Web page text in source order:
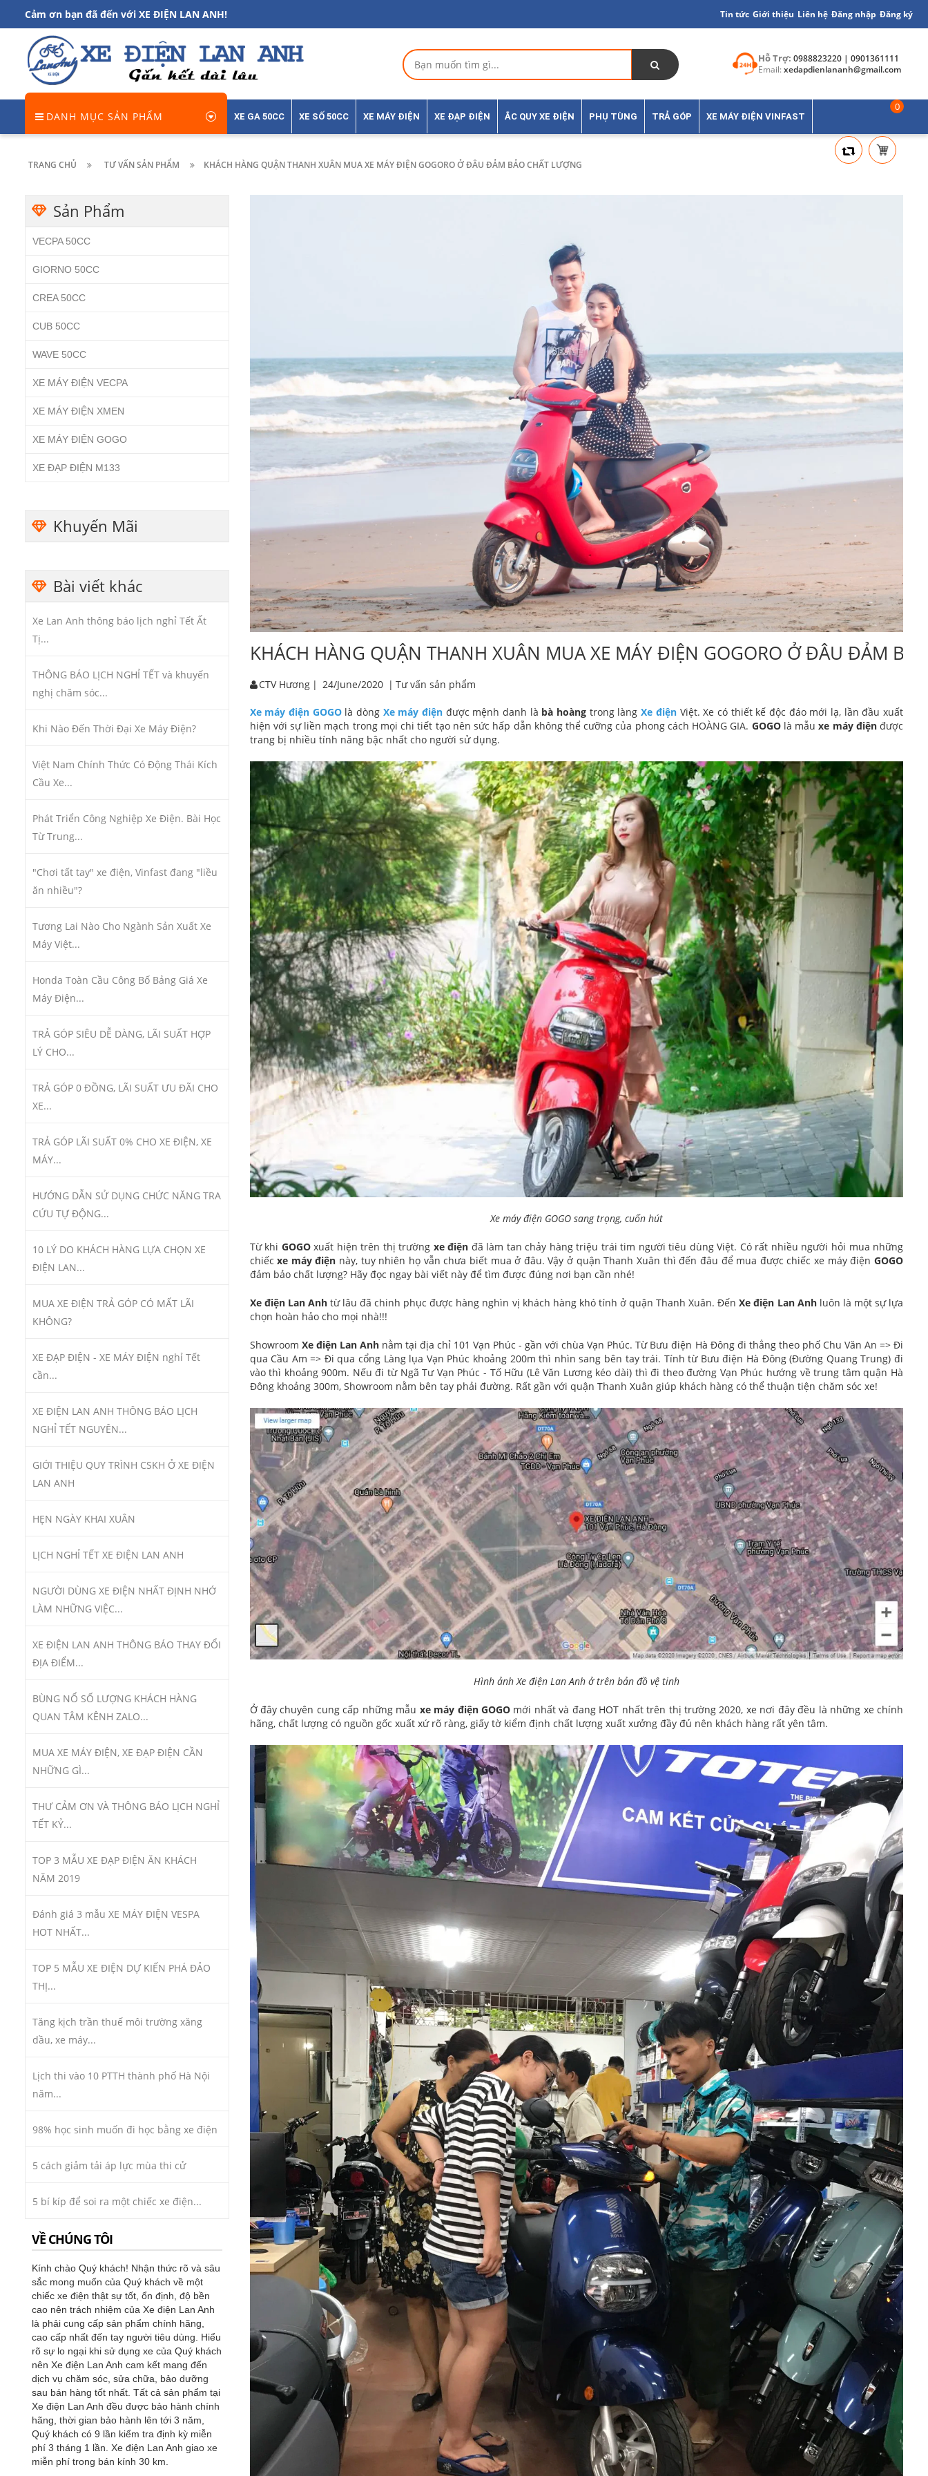
Cảm ơn bạn đã đến với XE ĐIỆN LAN ANH! Tin tức Giới thiệu Liên hệ Đăng nhập Đăng ký
Hỗ Trợ:0988823220 | 0901361111
Email: xedapdienlananh@gmail.com
DANH MỤC SẢN PHẨM XE GA 50CC XE SỐ 50CC XE MÁY ĐIỆN XE ĐẠP ĐIỆN ẮC QUY XE ĐIỆN PHỤ TÙNG TRẢ GÓP XE MÁY ĐIỆN VINFAST
0
TRANG CHỦ TƯ VẤN SẢN PHẨM KHÁCH HÀNG QUẬN THANH XUÂN MUA XE MÁY ĐIỆN GOGORO Ở ĐÂU ĐẢM BẢO CHẤT LƯỢNG
Sản Phẩm
VECPA 50CC
GIORNO 50CC
CREA 50CC
CUB 50CC
WAVE 50CC
XE MÁY ĐIỆN VECPA
XE MÁY ĐIỆN XMEN
XE MÁY ĐIỆN GOGO
XE ĐẠP ĐIỆN M133
Khuyến Mãi
Bài viết khác
Xe Lan Anh thông báo lịch nghỉ Tết Ất
Tị...
THÔNG BÁO LỊCH NGHỈ TẾT và khuyến
nghị chăm sóc...
Khi Nào Đến Thời Đại Xe Máy Điện?
Việt Nam Chính Thức Có Động Thái Kích
Cầu Xe...
Phát Triển Công Nghiệp Xe Điện. Bài Học
Từ Trung...
"Chơi tất tay" xe điện, Vinfast đang "liều
ăn nhiều"?
Tương Lai Nào Cho Ngành Sản Xuất Xe
Máy Việt...
Honda Toàn Cầu Công Bố Bảng Giá Xe
Máy Điện...
TRẢ GÓP SIÊU DỄ DÀNG, LÃI SUẤT HỢP
LÝ CHO...
TRẢ GÓP 0 ĐỒNG, LÃI SUẤT ƯU ĐÃI CHO
XE...
TRẢ GÓP LÃI SUẤT 0% CHO XE ĐIỆN, XE
MÁY...
HƯỚNG DẪN SỬ DỤNG CHỨC NĂNG TRA
CỨU TỰ ĐỘNG...
10 LÝ DO KHÁCH HÀNG LỰA CHỌN XE
ĐIỆN LAN...
MUA XE ĐIỆN TRẢ GÓP CÓ MẤT LÃI
KHÔNG?
XE ĐẠP ĐIỆN - XE MÁY ĐIỆN nghỉ Tết
cần...
XE ĐIỆN LAN ANH THÔNG BÁO LỊCH
NGHỈ TẾT NGUYÊN...
GIỚI THIỆU QUY TRÌNH CSKH Ở XE ĐIỆN
LAN ANH
HẸN NGÀY KHAI XUÂN
LỊCH NGHỈ TẾT XE ĐIỆN LAN ANH
NGƯỜI DÙNG XE ĐIỆN NHẤT ĐỊNH NHỚ
LÀM NHỮNG VIỆC...
XE ĐIỆN LAN ANH THÔNG BÁO THAY ĐỔI
ĐỊA ĐIỂM...
BÙNG NỔ SỐ LƯỢNG KHÁCH HÀNG
QUAN TÂM KÊNH ZALO...
MUA XE MÁY ĐIỆN, XE ĐẠP ĐIỆN CẦN
NHỮNG GÌ...
THƯ CẢM ƠN VÀ THÔNG BÁO LỊCH NGHỈ
TẾT KỶ...
TOP 3 MẪU XE ĐẠP ĐIỆN ĂN KHÁCH
NĂM 2019
Đánh giá 3 mẫu XE MÁY ĐIỆN VESPA
HOT NHẤT...
TOP 5 MẪU XE ĐIỆN DỰ KIẾN PHÁ ĐẢO
THỊ...
Tăng kịch trần thuế môi trường xăng
dầu, xe máy...
Lịch thi vào 10 PTTH thành phố Hà Nội
năm...
98% học sinh muốn đi học bằng xe điện
5 cách giảm tải áp lực mùa thi cử
5 bí kíp để soi ra một chiếc xe điện...
VỀ CHÚNG TÔI
Kính chào Quý khách! Nhận thức rõ và sâu
sắc mong muốn của Quý khách về một
chiếc xe điện thật sự tốt, ổn định, độ bền
cao nên trách nhiệm của Xe điện Lan Anh
là phải cung cấp sản phẩm chính hãng,
cao cấp nhất đến tay người tiêu dùng. Hiểu
rõ sự lo ngại khi sử dụng xe của Quý khách
nên Xe điện Lan Anh cam kết mang đến
dịch vụ chăm sóc, sửa chữa, bảo dưỡng
sau bán hàng tốt nhất. Tất cả sản phẩm tại
Xe điện Lan Anh đều được bảo hành chính
hãng, thời gian bảo hành lên tới 3 năm,
Quý khách có 9 lần kiểm tra định kỳ miễn
phí 3 tháng 1 lần. Xe điện Lan Anh giao xe
miễn phí trong bán kính 30 km.
KHÁCH HÀNG QUẬN THANH XUÂN MUA XE MÁY ĐIỆN GOGORO Ở ĐÂU ĐẢM
CTV Hương | 24/June/2020 | Tư vấn sản phẩm
Xe máy điện GOGOlà dòng Xe máy điện được mệnh danh là bà hoàng trong làngXe điệnViệt. Xe có thiết kế độc đáo mới lạ, lần đầu xuất
hiện với sự liền mạch trong mọi chi tiết tạo nên sức hấp dẫn không thể cưỡng của phong cách HOÀNG GIA. GOGOlà mẫuxe máy điệnđược
trang bị nhiều tính năng bậc nhất cho người sử dụng.
Xe máy điện GOGO sang trọng, cuốn hút
Từ khi GOGOxuất hiện trên thị trường xe điện đã làm tan chảy hàng triệu trái tim người tiêu dùng Việt. Có rất nhiều người hỏi mua những
chiếcxe máy điện này, tuy nhiên họ vẫn chưa biết mua ở đâu. Vậy ở quận Thanh Xuân thì đến đâu để mua được chiếc xe máy điệnGOGO
đảm bảo chất lượng? Hãy đọc ngay bài viết này để tìm được đúng nơi bạn cần nhé!
Xe điện Lan Anhtừ lâu đã chinh phục được hàng nghìn vị khách hàng khó tính ở quận Thanh Xuân. ĐếnXe điện Lan Anhluôn là một sự lựa
chọn hoàn hảo cho mọi nhà!!!
Showroom Xe điện Lan Anhnằm tại địa chỉ 101 Vạn Phúc - gần với chùa Vạn Phúc. Từ Bưu điện Hà Đông đi thẳng theo phố Chu Văn An => Đi
qua Cầu Am => Đi qua cổng Làng lụa Vạn Phúc khoảng 200m thì nhìn sang bên tay trái. Tính từ Bưu điện Hà Đông (Đường Quang Trung) đi
vào thì khoảng 900m. Nếu đi từ Ngã Tư Vạn Phúc - Tố Hữu (Lê Văn Lương kéo dài) thì đi theo đường Vạn Phúc hướng về trung tâm quận Hà
Đông khoảng 300m, Showroom nằm bên tay phải đường. Rất gần với quận Thanh Xuân giúp khách hàng có thể thuận tiện chăm sóc xe!
Hình ảnh Xe điện Lan Anh ở trên bản đồ vệ tinh
Ở đây chuyên cung cấp những mẫu xe máy điện GOGOmới nhất và đang HOT nhất trên thị trường 2020, xe nơi đây đều là những xe chính
hãng, chất lượng có nguồn gốc xuất xứ rõ ràng, giấy tờ kiểm định chất lượng xuất xưởng đầy đủ nên khách hàng rất yên tâm.